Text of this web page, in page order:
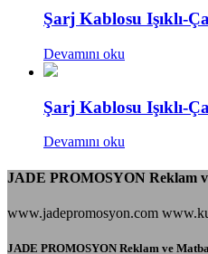
Şarj Kablosu Işıklı-
Devamını oku
Şarj Kablosu Işıklı-
Devamını oku
JADE PROMOSYON Reklam
www.jadepromosyon.com
JADE PROMOSYON Reklam ve